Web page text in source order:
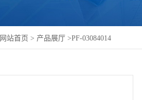
网站首页 > 产品展厅 >PF-03084014